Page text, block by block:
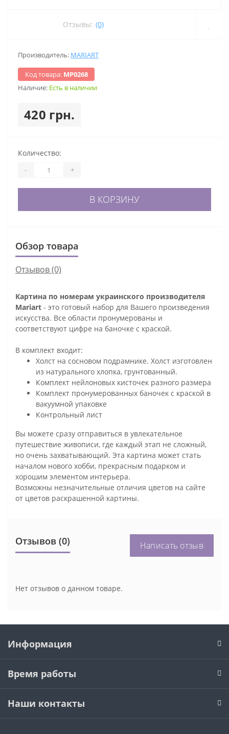
Отзывы: (0)
Производитель: MARIART
Код товара: МР0268
Наличие: Есть в наличии
420 грн.
Количество:
- +
В КОРЗИНУ
Обзор товара
Отзывов (0)
Картина по номерам украинского производителя
Mariart - это готовый набор для Вашего произведения
искусства. Все области пронумерованы и
соответствуют цифре на баночке с краской.
В комплект входит:
Холст на сосновом подрамнике. Холст изготовлен
из натурального хлопка, грунтованный.
Комплект нейлоновых кисточек разного размера
Комплект пронумерованных баночек с краской в
вакуумной упаковке
Контрольный лист
Вы можете сразу отправиться в увлекательное
путешествие живописи, где каждый этап не сложный,
но очень захватывающий. Эта картина может стать
началом нового хобби, прекрасным подарком и
хорошим элементом интерьера.
Возможны незначительные отличия цветов на сайте
от цветов раскрашенной картины.
Отзывов (0) Написать отзыв
Нет отзывов о данном товаре.
Информация
Время работы
Наши контакты